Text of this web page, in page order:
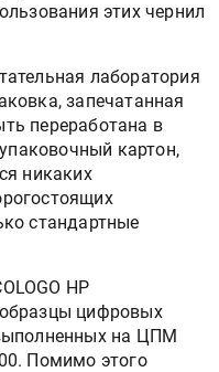
этих чернил
лаборатория
запечатанная
переработана в
картон,
никаких
стандартные
HP
цифровых
на ЦПМ
Помимо этого